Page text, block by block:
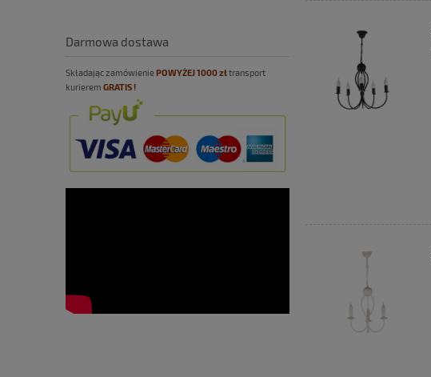
Darmowa dostawa
Składając zamówieniePOWYŻEJ1000 złtransport
kurierem GRATIS !